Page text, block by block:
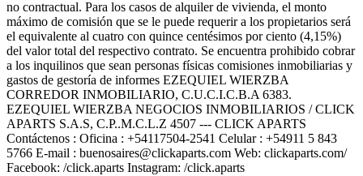
no contractual. Para los casos de alquiler de vivienda, el monto
máximo de comisión que se le puede requerir a los propietarios será
el equivalente al cuatro con quince centésimos por ciento (4,15%)
del valor total del respectivo contrato. Se encuentra prohibido cobrar
a los inquilinos que sean personas físicas comisiones inmobiliarias y
gastos de gestoría de informes EZEQUIEL WIERZBA
CORREDOR INMOBILIARIO, C.U.C.I.C.B.A 6383.
EZEQUIEL WIERZBA NEGOCIOS INMOBILIARIOS / CLICK
APARTS S.A.S, C.P..M.C.L.Z 4507 --- CLICK APARTS
Contáctenos : Oficina : +54117504-2541 Celular : +54911 5 843
5766 E-mail : buenosaires@clickaparts.com Web: clickaparts.com/
Facebook: /click.aparts Instagram: /click.aparts